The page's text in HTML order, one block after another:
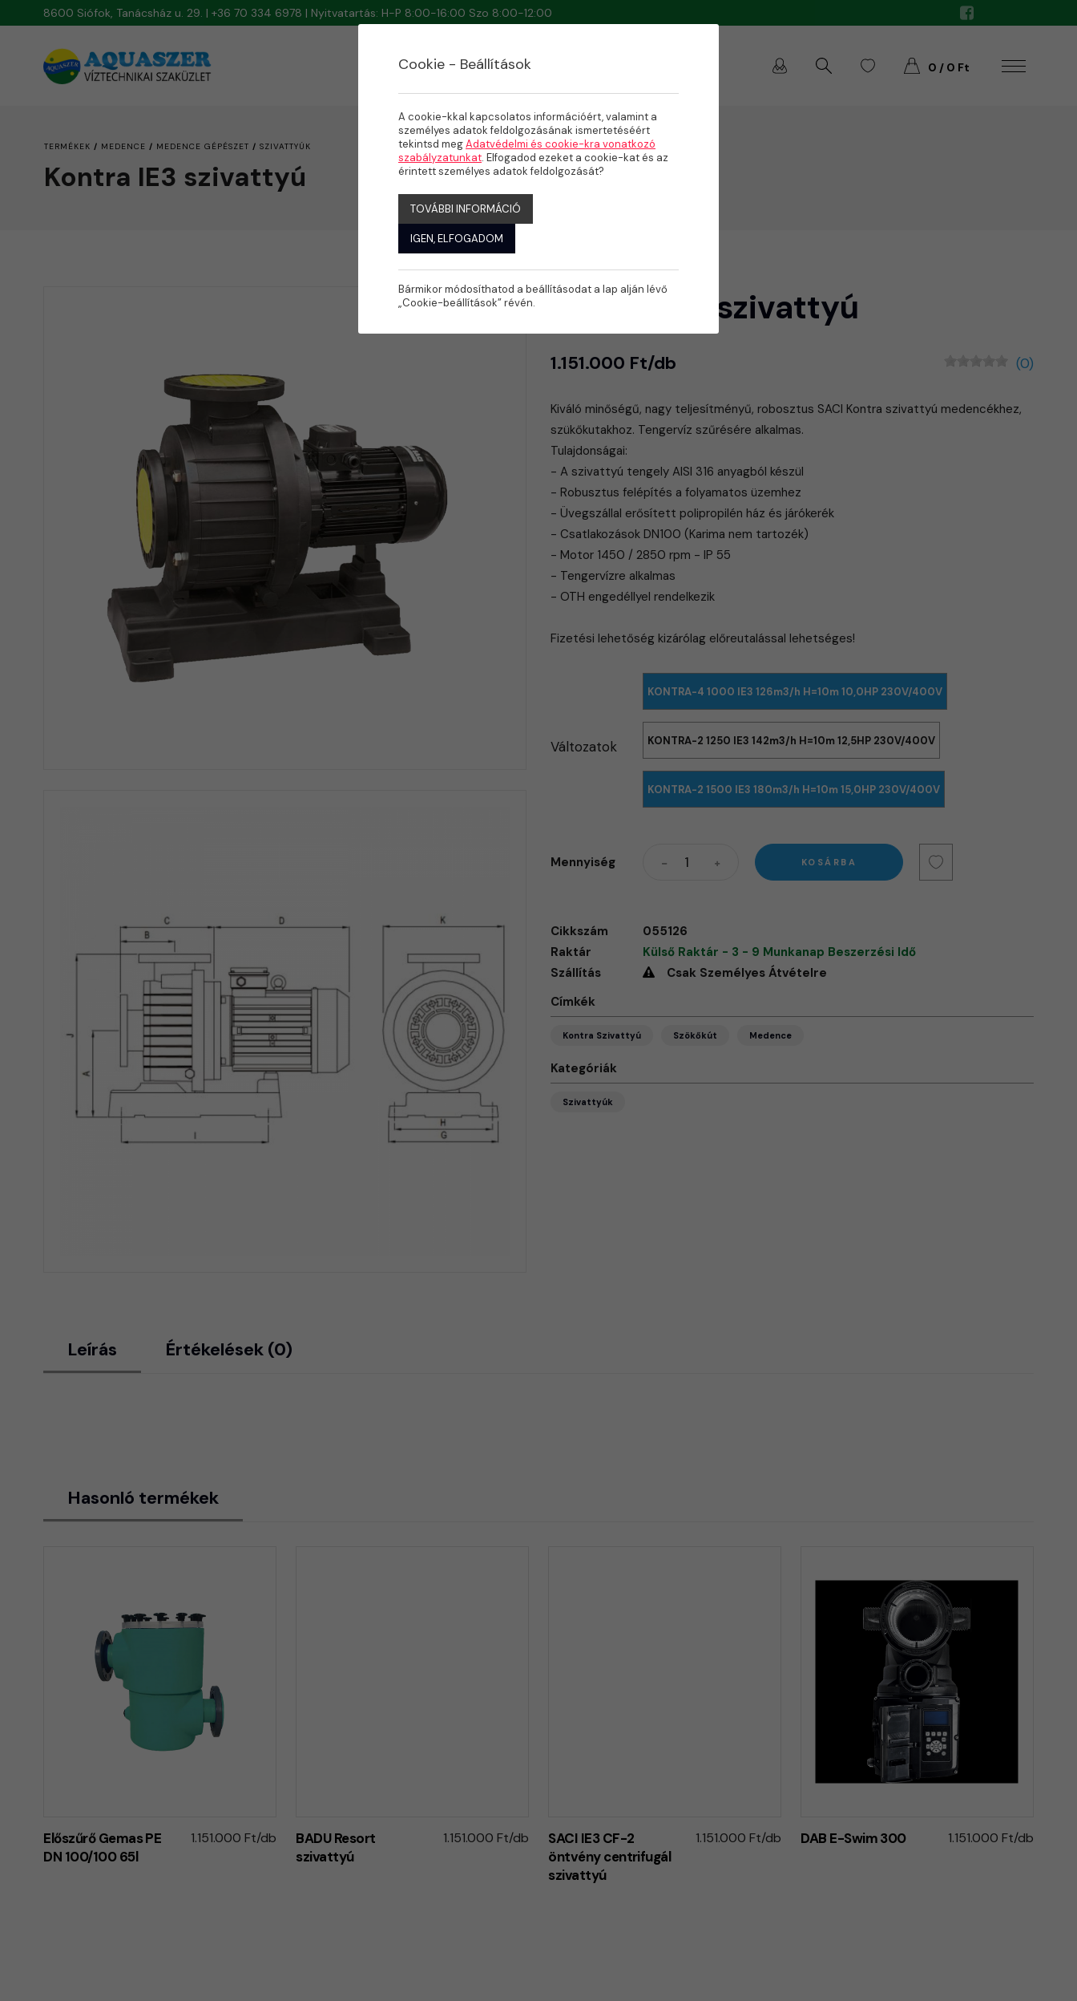
8600 Siófok, Tanácsház u. 29. | +36 70 334 6978 | Nyitvatartás: H-P 8:00-16:00 Szo 8:00-12:00
0 / 0 Ft
TERMÉKEK / MEDENCE / MEDENCE GÉPÉSZET /SZIVATTYÚK
Kontra IE3 szivattyú
Kontra IE3 szivattyú
1.151.000 Ft/db (0)
Kiváló minőségű, nagy teljesítményű, robosztus SACI Kontra szivattyú medencékhez,
szükőkutakhoz. Tengervíz szűrésére alkalmas.
Tulajdonságai:
- A szivattyú tengely AISI 316 anyagból készül
- Robusztus felépítés a folyamatos üzemhez
- Üvegszállal erősített polipropilén ház és járókerék
- Csatlakozások DN100 (Karima nem tartozék)
- Motor 1450 / 2850 rpm - IP 55
- Tengervízre alkalmas
- OTH engedéllyel rendelkezik
​Fizetési lehetőség kizárólag előreutalással lehetséges!
Változatok
KONTRA-4 1000 IE3 126m3/h H=10m 10,0HP 230V/400V
KONTRA-2 1250 IE3 142m3/h H=10m 12,5HP 230V/400V
KONTRA-2 1500 IE3 180m3/h H=10m 15,0HP 230V/400V
Mennyiség KOSÁRBA
Cikkszám
055126
Raktár
Külső Raktár - 3 - 9 Munkanap Beszerzési Idő
Szállítás
Csak Személyes Átvételre
Címkék
Kontra Szivattyú Szökőkút Medence
Kategóriák
Szivattyúk
Leírás Értékelések (0)
Hasonló termékek
Előszűrő Gemas PE
DN 100/100 65l
1.151.000 Ft/db
BADU Resort
szivattyú
1.151.000 Ft/db
SACI IE3 CF-2
öntvény centrifugál
szivattyú
1.151.000 Ft/db DAB E-Swim 300 1.151.000 Ft/db
Cookie - Beállítások
A cookie-kkal kapcsolatos információért, valamint a
személyes adatok feldolgozásának ismertetéséért
tekintsd megAdatvédelmi és cookie-kra vonatkozó
szabályzatunkat. Elfogadod ezeket a cookie-kat és az
érintett személyes adatok feldolgozását?
TOVÁBBI INFORMÁCIÓ
IGEN, ELFOGADOM
Bármikor módosíthatod a beállításodat a lap alján lévő
„Cookie-beállítások” révén.